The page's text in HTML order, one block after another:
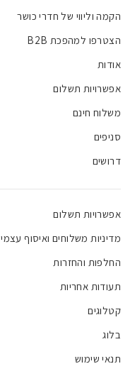
הקמה וליווי של חדרי כושר
הצטרפו למהפכת B2B
אודות
אפשרויות תשלום
משלוח חינם
סניפים
דרושים
אפשרויות תשלום
מדיניות משלוחים ואיסוף עצמי
החלפות והחזרות
תעודות אחריות
קטלוגים
בלוג
תנאי שימוש